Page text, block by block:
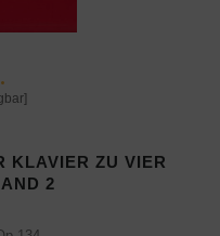
KLAVIER ZU VIER
2